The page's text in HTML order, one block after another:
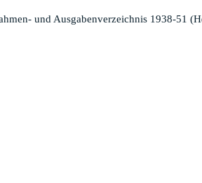
und Ausgabenverzeichnis 1938-51